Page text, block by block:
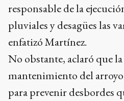
responsable de la
pluviales y desagües las
enfatizó Martínez.
No obstante, aclaró que
mantenimiento del
para prevenir desbordes